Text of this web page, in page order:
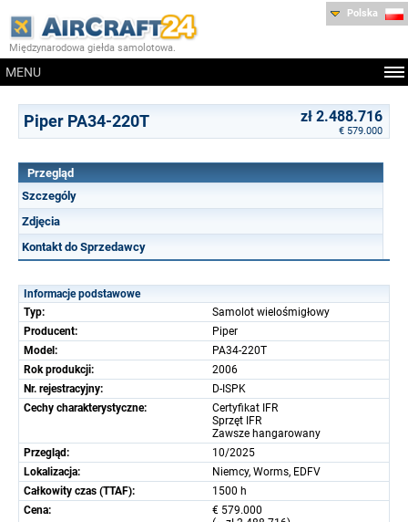
Międzynarodowa giełda samolotowa.
MENU
Polska
Piper PA34-220T zł 2.488.716
€ 579.000
Przegląd
Szczególy
Zdjęcia
Kontakt do Sprzedawcy
Informacje podstawowe
Typ:
Samolot wielośmigłowy
Producent:
Piper
Model:
PA34-220T
Rok produkcji:
2006
Nr. rejestracyjny:
D-ISPK
Cechy charakterystyczne:
Certyfikat IFR
Sprzęt IFR
Zawsze hangarowany
Przegląd:
10/2025
Lokalizacja:
Niemcy, Worms, EDFV
Całkowity czas (TTAF):
1500 h
Cena:
€ 579.000